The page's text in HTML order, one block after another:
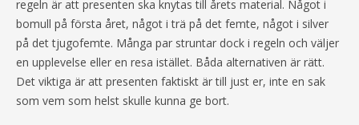
regeln är att presenten ska knytas till årets material. Något i
bomull på första året, något i trä på det femte, något i silver
på det tjugofemte. Många par struntar dock i regeln och väljer
en upplevelse eller en resa istället. Båda alternativen är rätt.
Det viktiga är att presenten faktiskt är till just er, inte en sak
som vem som helst skulle kunna ge bort.